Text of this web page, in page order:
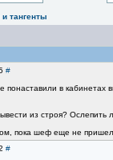
тангенты
#
понаставили в
из строя? Ослепить
пока шеф еще не пришел
#